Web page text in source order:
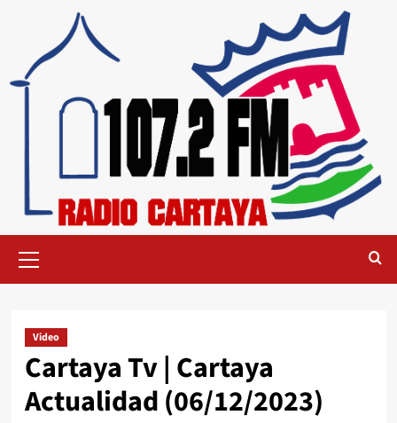
Video
Cartaya Tv | Cartaya
Actualidad (06/12/2023)